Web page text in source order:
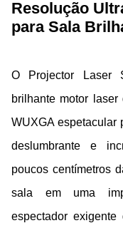
Resolução
para Sala
O Projector Laser
brilhante motor
WUXGA espetacular
deslumbrante e
poucos centímetros
sala em uma
espectador